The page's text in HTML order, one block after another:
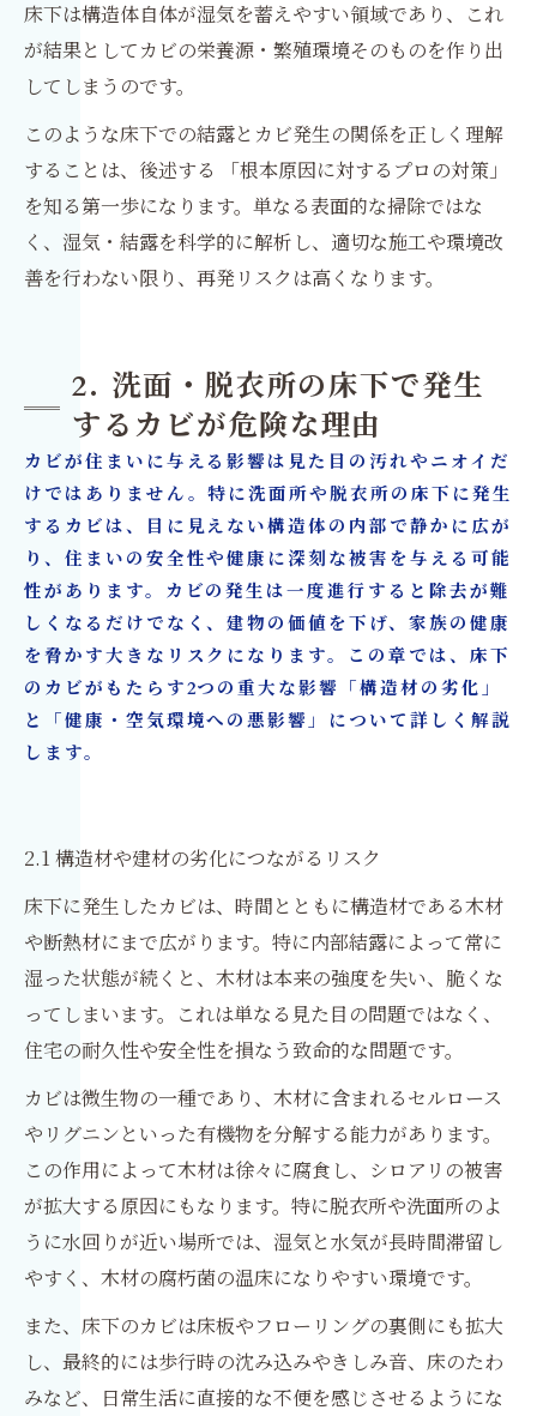
床下は構造体自体が湿気を蓄えやすい領域であり、これ
が結果としてカビの栄養源・繁殖環境そのものを作り出
してしまうのです。
このような床下での結露とカビ発生の関係を正しく理解
することは、後述する 「根本原因に対するプロの対策」
を知る第一歩になります。単なる表面的な掃除ではな
く、湿気・結露を科学的に解析し、適切な施工や環境改
善を行わない限り、再発リスクは高くなります。
2. 洗面・脱衣所の床下で発生
するカビが危険な理由
カビが住まいに与える影響は見た目の汚れやニオイだ
けではありません。特に洗面所や脱衣所の床下に発生
するカビは、目に見えない構造体の内部で静かに広が
り、住まいの安全性や健康に深刻な被害を与える可能
性があります。カビの発生は一度進行すると除去が難
しくなるだけでなく、建物の価値を下げ、家族の健康
を脅かす大きなリスクになります。この章では、床下
のカビがもたらす2つの重大な影響「構造材の劣化」
と「健康・空気環境への悪影響」について詳しく解説
します。
2.1 構造材や建材の劣化につながるリスク
床下に発生したカビは、時間とともに構造材である木材
や断熱材にまで広がります。特に内部結露によって常に
湿った状態が続くと、木材は本来の強度を失い、脆くな
ってしまいます。これは単なる見た目の問題ではなく、
住宅の耐久性や安全性を損なう致命的な問題です。
カビは微生物の一種であり、木材に含まれるセルロース
やリグニンといった有機物を分解する能力があります。
この作用によって木材は徐々に腐食し、シロアリの被害
が拡大する原因にもなります。特に脱衣所や洗面所のよ
うに水回りが近い場所では、湿気と水気が長時間滞留し
やすく、木材の腐朽菌の温床になりやすい環境です。
また、床下のカビは床板やフローリングの裏側にも拡大
し、最終的には歩行時の沈み込みやきしみ音、床のたわ
みなど、日常生活に直接的な不便を感じさせるようにな